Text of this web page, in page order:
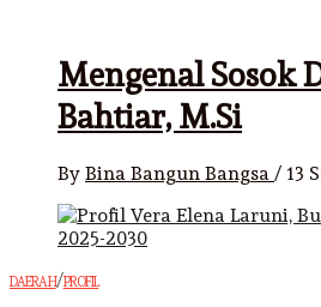
Mengenal Sosok
Bahtiar, M.Si
By Bina Bangun Bangsa / 13
DAERAH/PROFIL